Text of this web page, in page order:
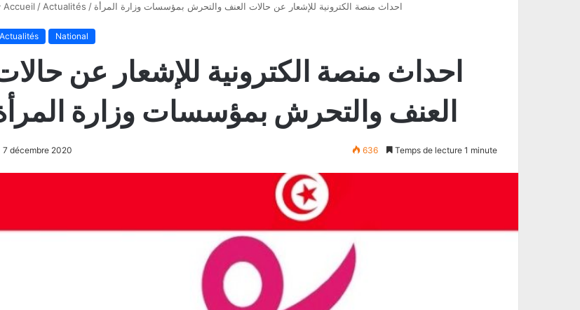
Accueil / Actualités / احداث منصة الكترونية للإشعار عن حالات العنف والتحرش بمؤسسات وزارة المرأة
Actualités National
احداث منصة الكترونية للإشعار عن
العنف والتحرش بمؤسسات وزارة
7 décembre 2020 636 Temps de lecture 1 minute